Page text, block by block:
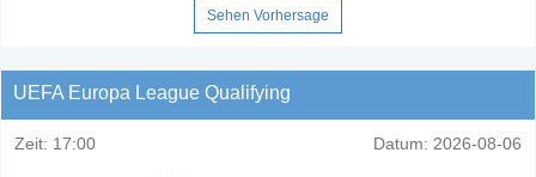
Sehen Vorhersage
UEFA Europa League Qualifying
Zeit: 17:00 Datum: 2026-08-06